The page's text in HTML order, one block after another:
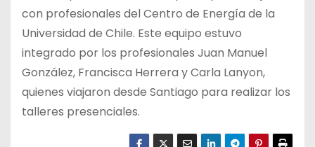
con profesionales del Centro de Energía de la
Universidad de Chile. Este equipo estuvo
integrado por los profesionales Juan Manuel
González, Francisca Herrera y Carla Lanyon,
quienes viajaron desde Santiago para realizar los
talleres presenciales.